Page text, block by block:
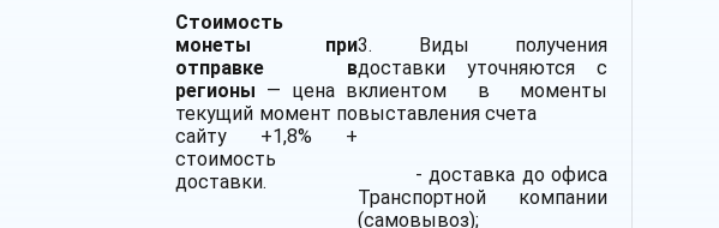
Стоимость
монеты при
отправке в
регионы — цена в
текущий момент по
сайту +1,8% +
стоимость
доставки.
3. Виды получения
доставки уточняются с
клиентом в моменты
выставления счета
- доставка до офиса
Транспортной компании
(самовывоз);